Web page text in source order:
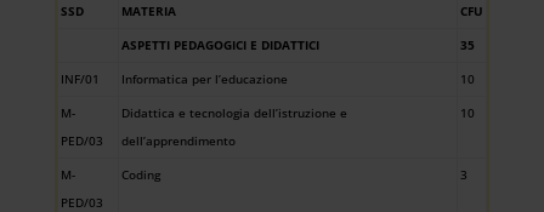
SSD MATERIA
CFU
ASPETTI PEDAGOGICI E DIDATTICI
35
INF/01
Informatica per l’educazione
10
M-
PED/03
Didattica e tecnologia dell’istruzione e
dell’apprendimento
10
M-
PED/03
Coding 3